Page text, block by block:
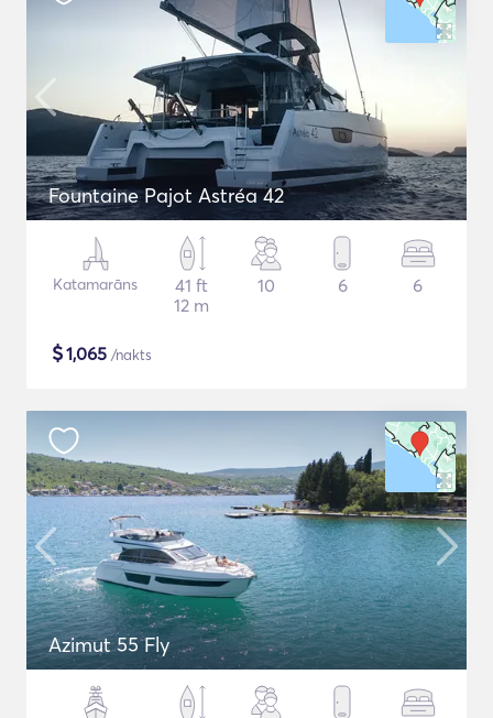
Fountaine Pajot Astréa 42
Katamarāns
41 ft
12 m
10 6 6
$1,065 /nakts
Azimut 55 Fly